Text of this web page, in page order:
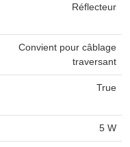
Réflecteur
Convient pour câblage
traversant
True
5 W